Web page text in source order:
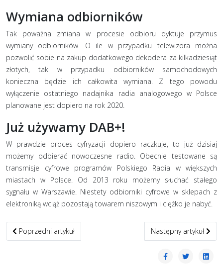
Wymiana odbiorników
Tak poważna zmiana w procesie odbioru dyktuje przymus
wymiany odbiorników. O ile w przypadku telewizora można
pozwolić sobie na zakup dodatkowego dekodera za kilkadziesiąt
złotych, tak w przypadku odbiorników samochodowych
konieczna będzie ich całkowita wymiana. Z tego powodu
wyłączenie ostatniego nadajnika radia analogowego w Polsce
planowane jest dopiero na rok 2020.
Już używamy DAB+!
W prawdzie proces cyfryzacji dopiero raczkuje, to już dzisiaj
możemy odbierać nowoczesne radio. Obecnie testowane są
transmisje cyfrowe programów Polskiego Radia w większych
miastach w Polsce. Od 2013 roku możemy słuchać stałego
sygnału w Warszawie. Niestety odbiorniki cyfrowe w sklepach z
elektroniką wciąż pozostają towarem niszowym i ciężko je nabyć.
Poprzedni artykuł: Rock najczęściej słuchanym gatunkiem w
Poprzedni artykuł Następny artykuł:
Następny artykuł